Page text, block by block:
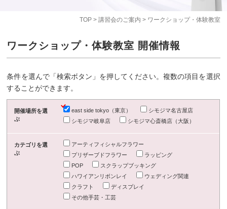
TOP> 講習会のご案内 > ワークショップ・体験教室
ワークショップ・体験教室 開催情報
条件を選んで「検索ボタン」を押してください。複数の項目を選択
することができます。
開催場所を選
ぶ
east side tokyo（東京）
シモジマ名古屋店
シモジマ岐阜店
シモジマ心斎橋店（大阪）
カテゴリを選
ぶ
アーティフィシャルフラワー
プリザーブドフラワー
ラッピング
POP
スクラップブッキング
ハワイアンリボンレイ
ウェディング関連
クラフト
ディスプレイ
その他手芸・工芸